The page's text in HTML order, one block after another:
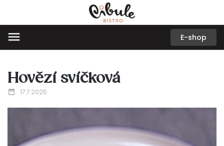
E-shop
Hovězí svíčková
17.7.2025